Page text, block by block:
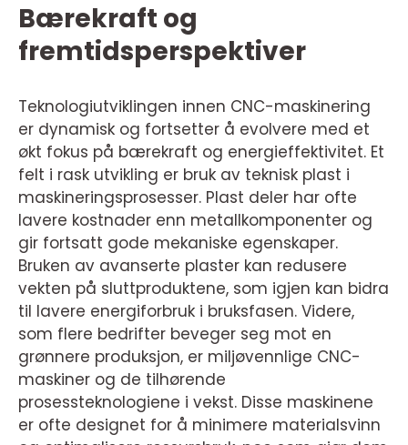
Bærekraft og
fremtidsperspektiver
Teknologiutviklingen innen CNC-maskinering
er dynamisk og fortsetter å evolvere med et
økt fokus på bærekraft og energieffektivitet. Et
felt i rask utvikling er bruk av teknisk plast i
maskineringsprosesser. Plast deler har ofte
lavere kostnader enn metallkomponenter og
gir fortsatt gode mekaniske egenskaper.
Bruken av avanserte plaster kan redusere
vekten på sluttproduktene, som igjen kan bidra
til lavere energiforbruk i bruksfasen. Videre,
som flere bedrifter beveger seg mot en
grønnere produksjon, er miljøvennlige CNC-
maskiner og de tilhørende
prosessteknologiene i vekst. Disse maskinene
er ofte designet for å minimere materialsvinn